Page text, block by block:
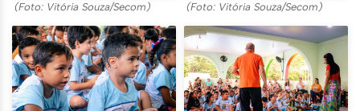
(Foto: Vitória Souza/Secom) (Foto: Vitória Souza/Secom)